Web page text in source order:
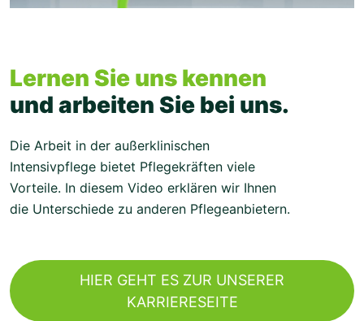
Lernen Sie uns kennen
und arbeiten Sie bei uns.
Die Arbeit in der außerklinischen
Intensivpflege bietet Pflegekräften viele
Vorteile. In diesem Video erklären wir Ihnen
die Unterschiede zu anderen Pflegeanbietern.
HIER GEHT ES ZUR UNSERER
KARRIERESEITE